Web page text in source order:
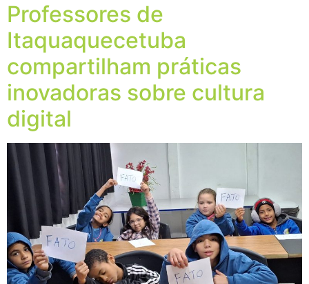
Professores de
Itaquaquecetuba
compartilham práticas
inovadoras sobre cultura
digital